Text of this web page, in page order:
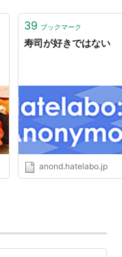
39 ブックマーク
寿司が好きではない
anond.hatelabo.jp